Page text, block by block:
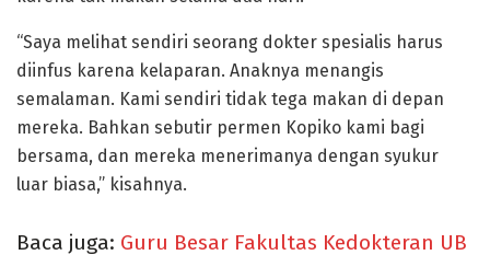
“Saya melihat sendiri seorang dokter spesialis harus
diinfus karena kelaparan. Anaknya menangis
semalaman. Kami sendiri tidak tega makan di depan
mereka. Bahkan sebutir permen Kopiko kami bagi
bersama, dan mereka menerimanya dengan syukur
luar biasa,” kisahnya.
Baca juga: Guru Besar Fakultas Kedokteran UB